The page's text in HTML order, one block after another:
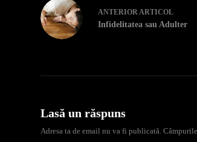
ANTERIORARTICOL
Infidelitatea sau Adulter
Lasă un răspuns
Adresa ta de email nu va fi publicată.